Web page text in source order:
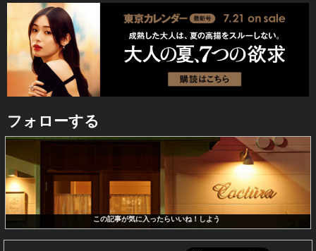
フォローする
この記事が気に入ったらいいね！しよう